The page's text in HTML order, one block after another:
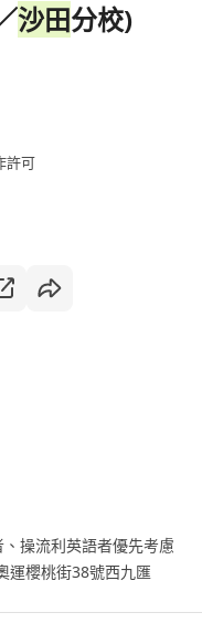
沙田分校)
許可
操流利英語者優先考慮
運櫻桃街38號西九匯